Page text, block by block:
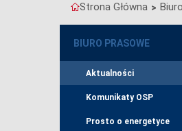
Strona Główna >
BIURO PRASOWE
Aktualności
Komunikaty OSP
Prosto o energetyce